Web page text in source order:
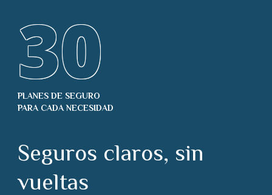
30
PLANES DE SEGURO
PARA CADA NECESIDAD
Seguros claros, sin
vueltas